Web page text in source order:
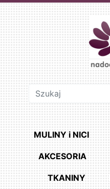
MULINY i NICI
AKCESORIA
TKANINY